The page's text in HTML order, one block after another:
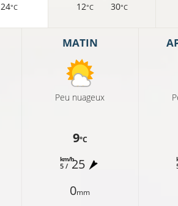
24°C 12°C 30°C
MATIN
Peu nuageux
9°C
5 /
km/h25
0mm